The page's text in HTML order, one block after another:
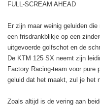
FULL-SCREAM AHEAD
Er zijn maar weinig geluiden
een frisdrankblikje op een
uitgevoerde golfschot en de
De KTM 125 SX neemt zijn
Factory Racing-team voor pure
geluid dat het maakt, zul je het
Zoals altijd is de vering aan